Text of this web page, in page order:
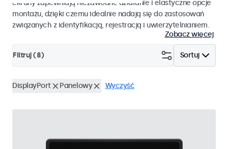
ekrany zapewniają niezawodne działanie i elastyczne opcje
montażu, dzięki czemu idealnie nadają się do zastosowań
związanych z identyfikacją, rejestracją i uwierzytelnianiem.
Zobacz więcej
Sortuj
Filtruj (8)
DisplayPort Panelowy Wyczyść